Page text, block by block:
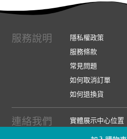
服務說明
隱私權政策
服務條款
常見問題
如何取消訂單
如何退換貨
連絡我們
實體展示中心位置
實體購物服務條款